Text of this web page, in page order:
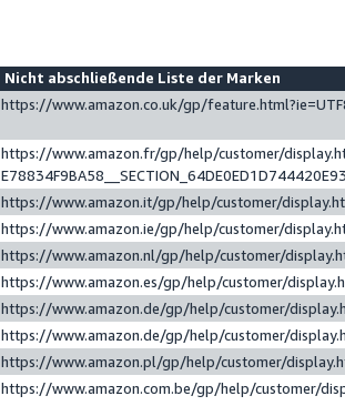
Nicht abschließende Liste der Marken
https://www.amazon.co.uk/gp/
https://www.amazon.fr/gp/help/customer/
https://www.amazon.it/gp/help/customer/
https://www.amazon.ie/gp/help/customer/
https://www.amazon.nl/gp/help/customer/
https://www.amazon.es/gp/help/customer/
https://www.amazon.de/gp/help/customer/
https://www.amazon.de/gp/help/customer/
https://www.amazon.pl/gp/help/customer/
https://www.amazon.com.be/gp/help/customer/